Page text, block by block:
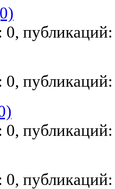
0,
0,
0,
0,